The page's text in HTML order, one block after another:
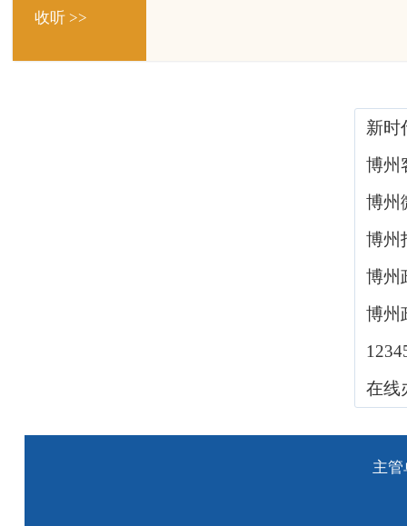
收听 >>
新时
博州
博州
博州
博州
博州
在线
主